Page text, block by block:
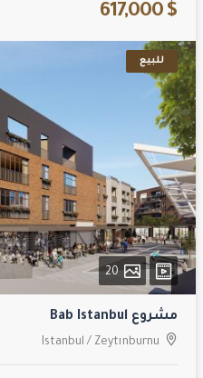
$ 617,000
للبيع
20
مشروع Bab Istanbul
Istanbul / Zeytınburnu